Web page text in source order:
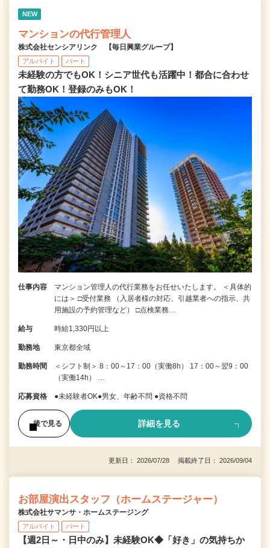
NEW
マンションの代行管理人
株式会社センシアリンク 【毎日興業グループ】
アルバイト パート
未経験の方でもOK！シニア世代も活躍中！都合に合わせ
て勤務OK！登録のみもOK！
仕事内容
マンション管理人の代行業務をお任せいたします。 ＜具体的
には＞ □受付業務 （入居者様の対応、引越業者への指示、共
用施設の予約管理など） □点検業務…
給与 時給1,330円以上
勤務地 東京都全域
勤務時間
＜シフト制＞ 8：00～17：00（実働8h） 17：00～翌9：00
（実働14h） …
応募資格 ●未経験者OK●男女、年齢不問 ●資格不問
後で見る 詳細を見る
更新日： 2026/07/28 掲載終了日： 2026/09/04
お部屋演出スタッフ（ホームステージャー）
株式会社サマンサ・ホームステージング
アルバイト パート
【週2日～・日中のみ】未経験OK◆「好き」の気持ちか